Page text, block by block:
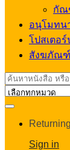
กัณ
อนุโมทน
โปสเตอ
สังฆภัณฑ์
Search
for:
Sign in